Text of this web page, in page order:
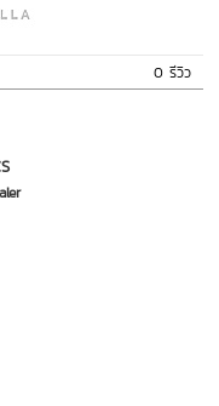
0 รีวิว